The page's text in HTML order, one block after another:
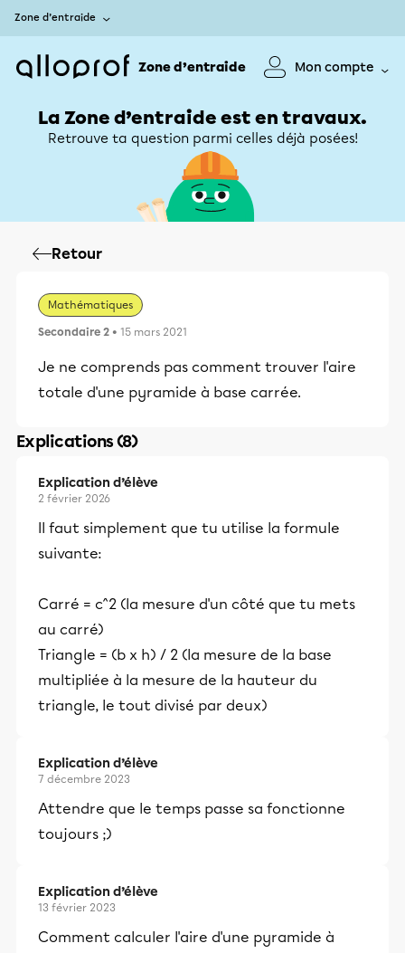
Zone d’entraide
Zone d’entraide Mon compte
La Zone d’entraide est en travaux.
Retrouve ta question parmi celles déjà posées!
Retour
Mathématiques
Secondaire 2 • 15 mars 2021
Je ne comprends pas comment trouver l'aire
totale d'une pyramide à base carrée.
Explications (8)
Explication d’élève
2 février 2026
Il faut simplement que tu utilise la formule
suivante:
Carré = c^2 (la mesure d'un côté que tu mets
au carré)
Triangle = (b x h) / 2 (la mesure de la base
multipliée à la mesure de la hauteur du
triangle, le tout divisé par deux)
Explication d’élève
7 décembre 2023
Attendre que le temps passe sa fonctionne
toujours ;)
Explication d’élève
13 février 2023
Comment calculer l'aire d'une pyramide à